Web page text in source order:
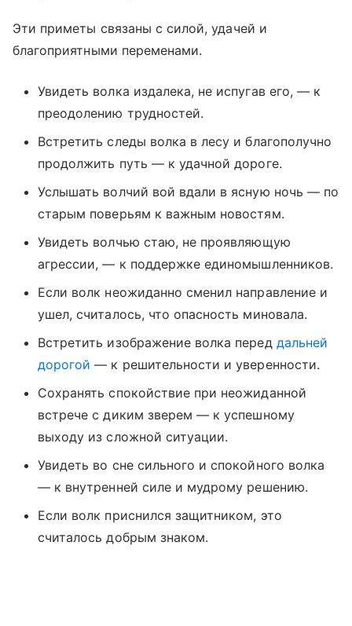
Эти приметы связаны с силой, удачей и
благоприятными переменами.
Увидеть волка издалека, не испугав его, — к
преодолению трудностей.
Встретить следы волка в лесу и благополучно
продолжить путь — к удачной дороге.
Услышать волчий вой вдали в ясную ночь — по
старым поверьям к важным новостям.
Увидеть волчью стаю, не проявляющую
агрессии, — к поддержке единомышленников.
Если волк неожиданно сменил направление и
ушел, считалось, что опасность миновала.
Встретить изображение волка перед дальней
дорогой — к решительности и уверенности.
Сохранять спокойствие при неожиданной
встрече с диким зверем — к успешному
выходу из сложной ситуации.
Увидеть во сне сильного и спокойного волка
— к внутренней силе и мудрому решению.
Если волк приснился защитником, это
считалось добрым знаком.